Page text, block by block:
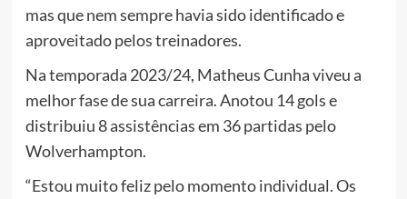
mas que nem sempre havia sido identificado e
aproveitado pelos treinadores.
Na temporada 2023/24, Matheus Cunha viveu a
melhor fase de sua carreira. Anotou 14 gols e
distribuiu 8 assistências em 36 partidas pelo
Wolverhampton.
“Estou muito feliz pelo momento individual. Os